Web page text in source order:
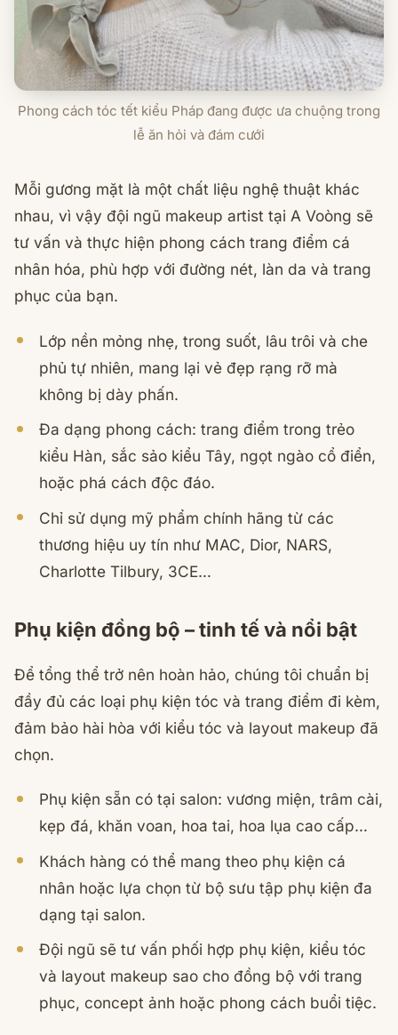
Phong cách tóc tết kiểu Pháp đang được ưa chuộng trong
lễ ăn hỏi và đám cưới
Mỗi gương mặt là một chất liệu nghệ thuật khác
nhau, vì vậy đội ngũ makeup artist tại A Voòng sẽ
tư vấn và thực hiện phong cách trang điểm cá
nhân hóa, phù hợp với đường nét, làn da và trang
phục của bạn.
Lớp nền mỏng nhẹ, trong suốt, lâu trôi và che
phủ tự nhiên, mang lại vẻ đẹp rạng rỡ mà
không bị dày phấn.
Đa dạng phong cách: trang điểm trong trẻo
kiểu Hàn, sắc sảo kiểu Tây, ngọt ngào cổ điển,
hoặc phá cách độc đáo.
Chỉ sử dụng mỹ phẩm chính hãng từ các
thương hiệu uy tín như MAC, Dior, NARS,
Charlotte Tilbury, 3CE…
Phụ kiện đồng bộ – tinh tế và nổi bật
Để tổng thể trở nên hoàn hảo, chúng tôi chuẩn bị
đầy đủ các loại phụ kiện tóc và trang điểm đi kèm,
đảm bảo hài hòa với kiểu tóc và layout makeup đã
chọn.
Phụ kiện sẵn có tại salon: vương miện, trâm cài,
kẹp đá, khăn voan, hoa tai, hoa lụa cao cấp…
Khách hàng có thể mang theo phụ kiện cá
nhân hoặc lựa chọn từ bộ sưu tập phụ kiện đa
dạng tại salon.
Đội ngũ sẽ tư vấn phối hợp phụ kiện, kiểu tóc
và layout makeup sao cho đồng bộ với trang
phục, concept ảnh hoặc phong cách buổi tiệc.